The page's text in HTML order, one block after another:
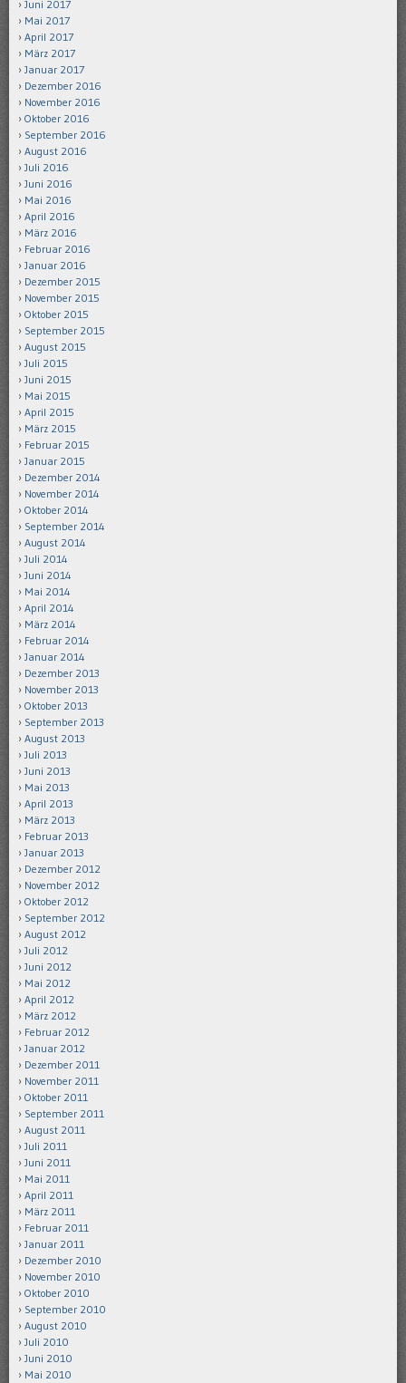
Juni 2017
Mai 2017
April 2017
März 2017
Januar 2017
Dezember 2016
November 2016
Oktober 2016
September 2016
August 2016
Juli 2016
Juni 2016
Mai 2016
April 2016
März 2016
Februar 2016
Januar 2016
Dezember 2015
November 2015
Oktober 2015
September 2015
August 2015
Juli 2015
Juni 2015
Mai 2015
April 2015
März 2015
Februar 2015
Januar 2015
Dezember 2014
November 2014
Oktober 2014
September 2014
August 2014
Juli 2014
Juni 2014
Mai 2014
April 2014
März 2014
Februar 2014
Januar 2014
Dezember 2013
November 2013
Oktober 2013
September 2013
August 2013
Juli 2013
Juni 2013
Mai 2013
April 2013
März 2013
Februar 2013
Januar 2013
Dezember 2012
November 2012
Oktober 2012
September 2012
August 2012
Juli 2012
Juni 2012
Mai 2012
April 2012
März 2012
Februar 2012
Januar 2012
Dezember 2011
November 2011
Oktober 2011
September 2011
August 2011
Juli 2011
Juni 2011
Mai 2011
April 2011
März 2011
Februar 2011
Januar 2011
Dezember 2010
November 2010
Oktober 2010
September 2010
August 2010
Juli 2010
Juni 2010
Mai 2010